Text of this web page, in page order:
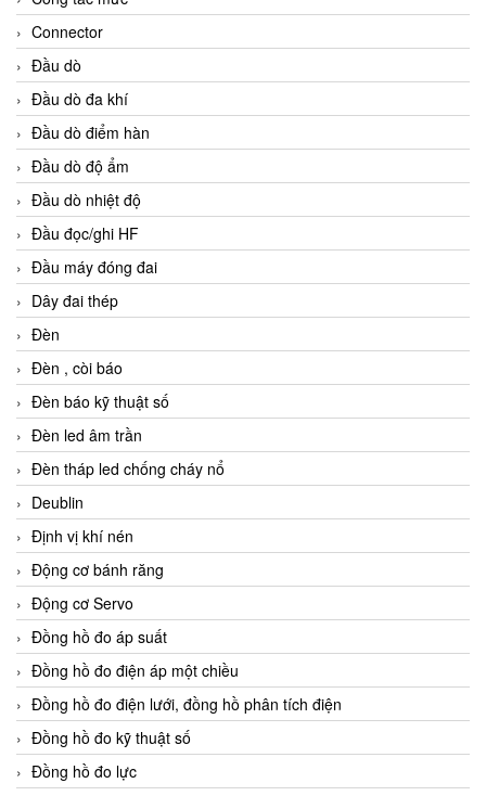
Connector
Đầu dò
Đầu dò đa khí
Đầu dò điểm hàn
Đầu dò độ ẩm
Đầu dò nhiệt độ
Đầu đọc/ghi HF
Đầu máy đóng đai
Dây đai thép
Đèn
Đèn , còi báo
Đèn báo kỹ thuật số
Đèn led âm trần
Đèn tháp led chống cháy nổ
Deublin
Định vị khí nén
Động cơ bánh răng
Động cơ Servo
Đồng hồ đo áp suất
Đồng hồ đo điện áp một chiều
Đồng hồ đo điện lưới, đồng hồ phân tích điện
Đồng hồ đo kỹ thuật số
Đồng hồ đo lực